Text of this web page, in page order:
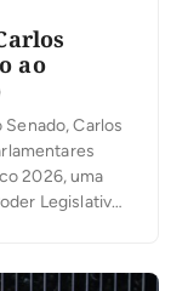
ao
Carlos
2026, uma
Legislativo
mais se